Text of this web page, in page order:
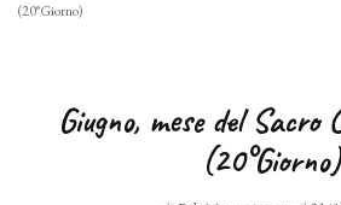
(20°Giorno)
Giugno, mese del Sacro
(20°Giorno)